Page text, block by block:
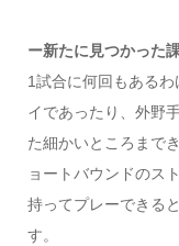
ー新たに見つかった
1試合に何回もある
イであったり、外野
た細かいところまで
ョートバウンドのス
持ってプレーできる
す。